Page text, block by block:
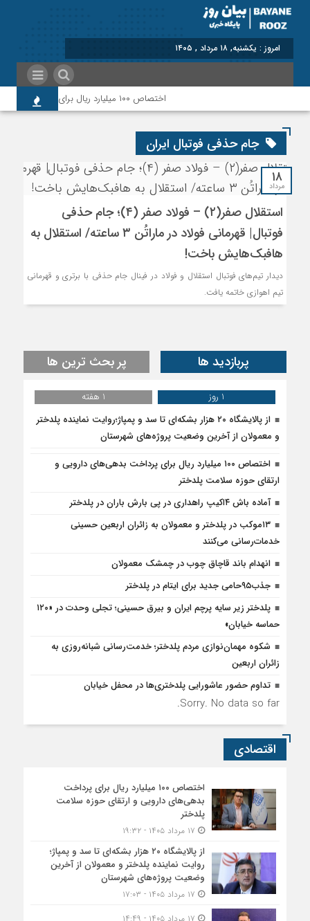
امروز : یکشنبه, ۱۸ مرداد , ۱۴۰۵
اختصاص ۱۰۰ میلیارد ریال برای پرداخت بدهی‌های دارویی و ارتقای حوزه سلامت پلدختر
جام حذفی فوتبال ایران
۱۸
مرداد
استقلال صفر(۲) – فولاد صفر (۴)؛ جام حذفی
فوتبال| قهرمانی فولاد در ماراتُن ۳ ساعته/ استقلال به
هافبک‌هایش باخت!
دیدار تیم‌های فوتبال استقلال و فولاد در فینال جام حذفی با برتری و قهرمانی
تیم اهوازی خاتمه یافت.
پربازدید ها پر بحث ترین ها
1 روز
1 هفته
از پالایشگاه ۲۰ هزار بشکه‌ای تا سد و پمپاژ؛روایت نماینده پلدختر
و معمولان از آخرین وضعیت پروژه‌های شهرستان
اختصاص ۱۰۰ میلیارد ریال برای پرداخت بدهی‌های دارویی و
ارتقای حوزه سلامت پلدختر
آماده باش ۴‌اکیپ راهداری در پی بارش باران در پلدختر
۱۳موکب در پلدختر و معمولان به زائران اربعین حسینی
خدمات‌رسانی می‌کنند
انهدام باند قاچاق چوب در چمشک معمولان
جذب۹۵حامی جدید برای ایتام در پلدختر
پلدختر زیر سایه پرچم ایران و بیرق حسینی؛ تجلی وحدت در «۱۲۰
حماسه خیابان»
شکوه مهمان‌نوازی مردم پلدختر؛ خدمت‌رسانی شبانه‌روزی به
زائران اربعین
تداوم حضور عاشورایی پلدختری‌ها در محفل خیابان
Sorry. No data so far.
اقتصادی
اختصاص ۱۰۰ میلیارد ریال برای پرداخت
بدهی‌های دارویی و ارتقای حوزه سلامت
پلدختر
از پالایشگاه ۲۰ هزار بشکه‌ای تا سد و پمپاژ؛
روایت نماینده پلدختر و معمولان از آخرین
وضعیت پروژه‌های شهرستان